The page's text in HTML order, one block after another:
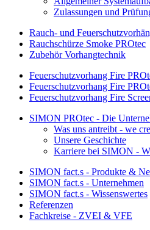
Zulassungen und
Rauch- und
Rauchschürze Smoke PROtec
Zubehör Vorhangtechnik
Feuerschutzvorhang Fire
Feuerschutzvorhang Fire
Feuerschutzvorhang Fire
SIMON PROtec - Die
Was uns antreibt - we
Unsere Geschichte
Karriere bei SIMON -
SIMON fact.s - Produkte &
SIMON fact.s - Unternehmen
SIMON fact.s - Wissenswertes
Referenzen
Fachkreise - ZVEI & VFE